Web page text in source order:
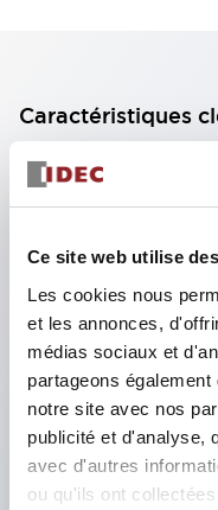
Ce site web utilise
Les cookies nous
et les annonces,
médias sociaux et
partageons
notre site avec nos
publicité et d'analyse,
avec d'autres
ou qu'ils ont
Caractéristiques
Selon la « SEMI
and Safety
[Guide
systèmes de
2008, l'association
et d'un fond jaune
interrupteurs qui
limitées ou une
C'est pourquoi, pour
nécessitant un arrêt